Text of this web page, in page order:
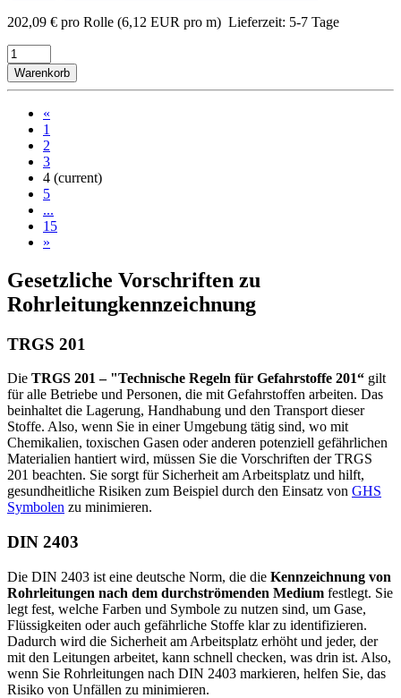
202,09 € pro Rolle (6,12 EUR pro m) Lieferzeit: 5-7 Tage
Warenkorb
«
1
2
3
4 (current)
5
...
15
»
Gesetzliche Vorschriften zu
Rohrleitungkennzeichnung
TRGS 201
Die TRGS 201 – "Technische Regeln für Gefahrstoffe 201“ gilt
für alle Betriebe und Personen, die mit Gefahrstoffen arbeiten. Das
beinhaltet die Lagerung, Handhabung und den Transport dieser
Stoffe. Also, wenn Sie in einer Umgebung tätig sind, wo mit
Chemikalien, toxischen Gasen oder anderen potenziell gefährlichen
Materialien hantiert wird, müssen Sie die Vorschriften der TRGS
201 beachten. Sie sorgt für Sicherheit am Arbeitsplatz und hilft,
gesundheitliche Risiken zum Beispiel durch den Einsatz von GHS
Symbolen zu minimieren.
DIN 2403
Die DIN 2403 ist eine deutsche Norm, die die Kennzeichnung von
Rohrleitungen nach dem durchströmenden Medium festlegt. Sie
legt fest, welche Farben und Symbole zu nutzen sind, um Gase,
Flüssigkeiten oder auch gefährliche Stoffe klar zu identifizieren.
Dadurch wird die Sicherheit am Arbeitsplatz erhöht und jeder, der
mit den Leitungen arbeitet, kann schnell checken, was drin ist. Also,
wenn Sie Rohrleitungen nach DIN 2403 markieren, helfen Sie, das
Risiko von Unfällen zu minimieren.